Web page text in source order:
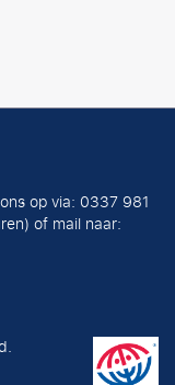
op via: 0337 981
of mail naar: